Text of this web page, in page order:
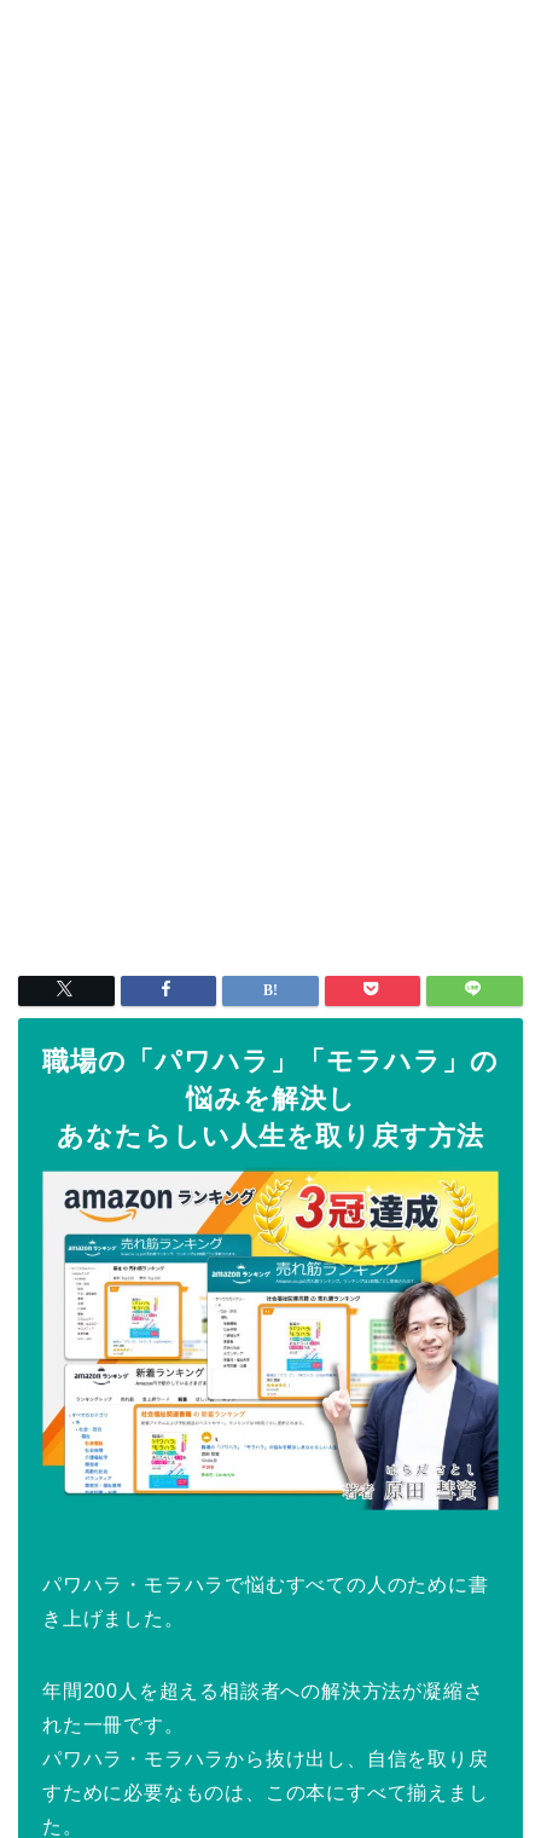
職場の「パワハラ」「モラハラ」の
悩みを解決し
あなたらしい人生を取り戻す方法
パワハラ・モラハラで悩むすべての人のために書
き上げました。
年間200人を超える相談者への解決方法が凝縮さ
れた一冊です。
パワハラ・モラハラから抜け出し、自信を取り戻
すために必要なものは、この本にすべて揃えまし
た。